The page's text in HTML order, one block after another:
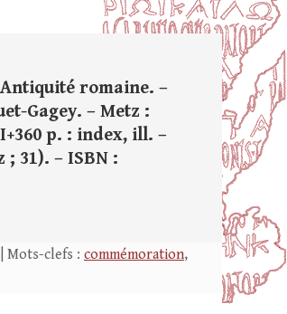
romaine. –
Gagey. – Metz :
p. : index, ill. –
31). – ISBN :
| Mots-clefs : commémoration,